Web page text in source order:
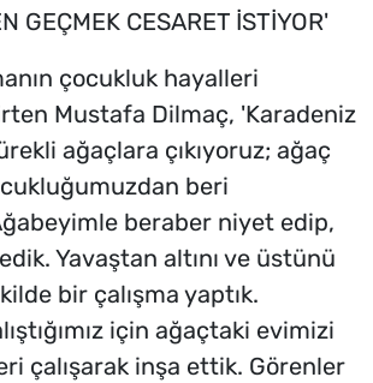
GEÇMEK CESARET İSTİYOR'
çocukluk hayalleri
Mustafa Dilmaç, 'Karadeniz
ağaçlara çıkıyoruz; ağaç
beri
beraber niyet edip,
Yavaştan altını ve üstünü
bir çalışma yaptık.
için ağaçtaki evimizi
çalışarak inşa ettik. Görenler